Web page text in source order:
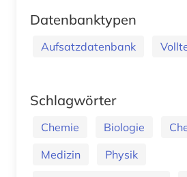
Datenbanktypen
Aufsatzdatenbank
Schlagwörter
Chemie Biologie
Medizin
Physik